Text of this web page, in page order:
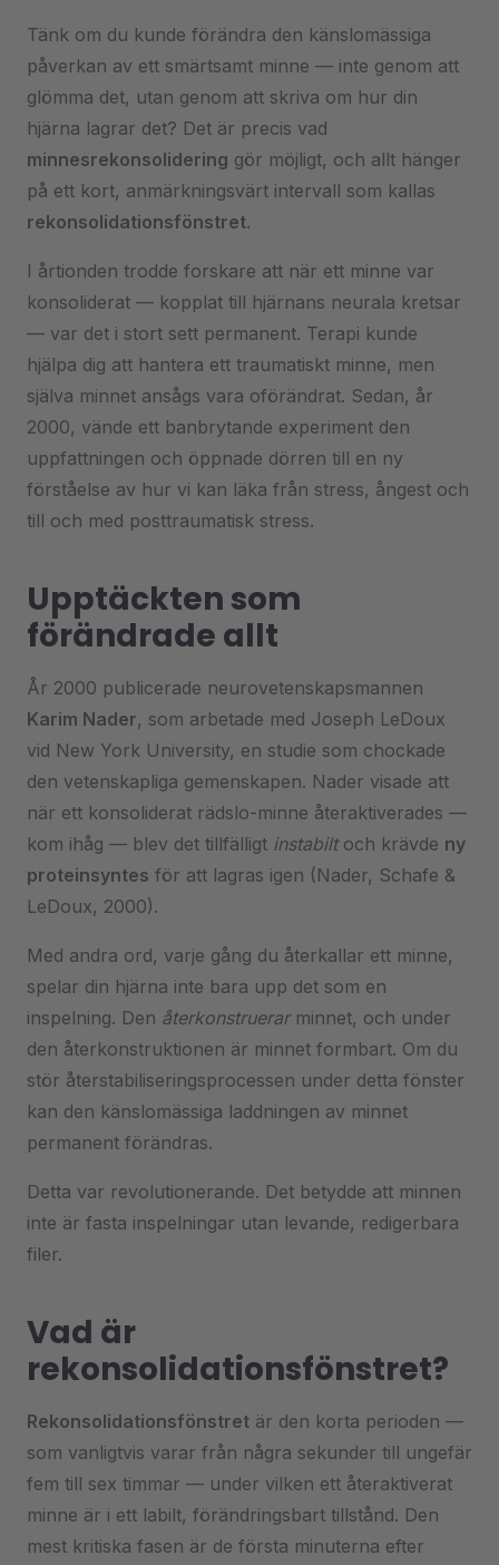
Tänk om du kunde förändra den känslomässiga
påverkan av ett smärtsamt minne — inte genom att
glömma det, utan genom att skriva om hur din
hjärna lagrar det? Det är precis vad
minnesrekonsolidering gör möjligt, och allt hänger
på ett kort, anmärkningsvärt intervall som kallas
rekonsolidationsfönstret.
I årtionden trodde forskare att när ett minne var
konsoliderat — kopplat till hjärnans neurala kretsar
— var det i stort sett permanent. Terapi kunde
hjälpa dig att hantera ett traumatiskt minne, men
själva minnet ansågs vara oförändrat. Sedan, år
2000, vände ett banbrytande experiment den
uppfattningen och öppnade dörren till en ny
förståelse av hur vi kan läka från stress, ångest och
till och med posttraumatisk stress.
Upptäckten som
förändrade allt
År 2000 publicerade neurovetenskapsmannen
Karim Nader, som arbetade med Joseph LeDoux
vid New York University, en studie som chockade
den vetenskapliga gemenskapen. Nader visade att
när ett konsoliderat rädslo-minne återaktiverades —
kom ihåg — blev det tillfälligt instabiltoch krävde ny
proteinsyntes för att lagras igen (Nader, Schafe &
LeDoux, 2000).
Med andra ord, varje gång du återkallar ett minne,
spelar din hjärna inte bara upp det som en
inspelning. Den återkonstruerarminnet, och under
den återkonstruktionen är minnet formbart. Om du
stör återstabiliseringsprocessen under detta fönster
kan den känslomässiga laddningen av minnet
permanent förändras.
Detta var revolutionerande. Det betydde att minnen
inte är fasta inspelningar utan levande, redigerbara
filer.
Vad är
rekonsolidationsfönstret?
Rekonsolidationsfönstret är den korta perioden —
som vanligtvis varar från några sekunder till ungefär
fem till sex timmar — under vilken ett återaktiverat
minne är i ett labilt, förändringsbart tillstånd. Den
mest kritiska fasen är de första minuterna efter